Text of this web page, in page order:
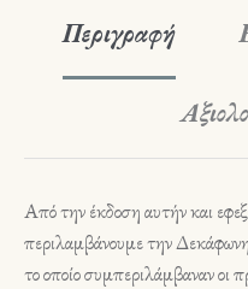
Περιγραφή
Από την έκδοση αυτήν και
περιλαμβάνουμε την
το οποίο συμπεριλάμβαναν οι